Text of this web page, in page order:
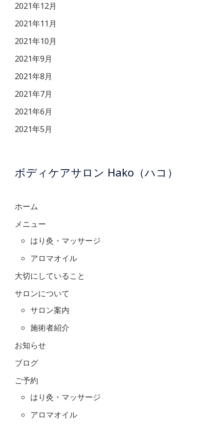
2021年12月
2021年11月
2021年10月
2021年9月
2021年8月
2021年7月
2021年6月
2021年5月
ボディケアサロン Hako（ハコ）
ホーム
メニュー
はり灸・マッサージ
アロマオイル
大切にしていること
サロンについて
サロン案内
施術者紹介
お知らせ
ブログ
ご予約
はり灸・マッサージ
アロマオイル